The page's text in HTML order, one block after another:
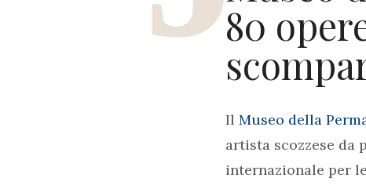
80
Il Museo della
artista scozzese da
internazionale per